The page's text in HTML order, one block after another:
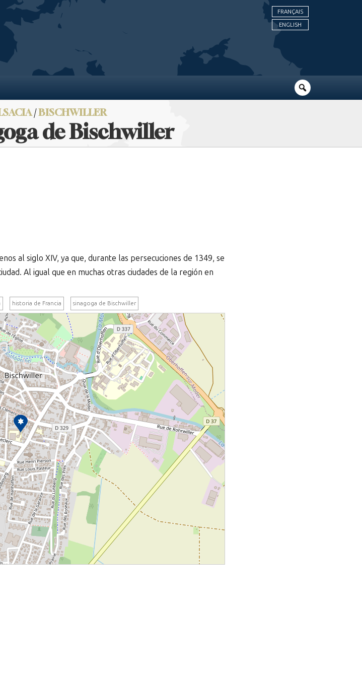
FRANÇAIS
ENGLISH
/BISCHWILLER
de Bischwiller
al siglo XIV, ya que, durante las persecuciones de 1349, se
Al igual que en muchas otras ciudades de la región en
historia de Francia sinagoga de Bischwiller